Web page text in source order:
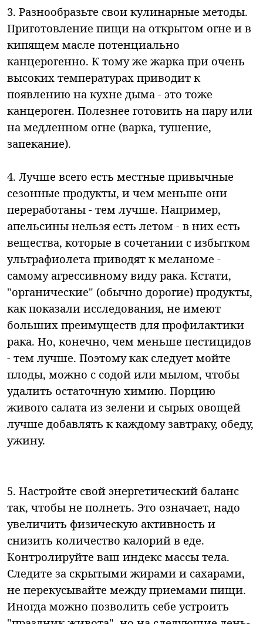
3. Разнообразьте свои кулинарные методы.
Приготовление пищи на открытом огне и в
кипящем масле потенциально
канцерогенно. К тому же жарка при очень
высоких температурах приводит к
появлению на кухне дыма - это тоже
канцероген. Полезнее готовить на пару или
на медленном огне (варка, тушение,
запекание).
4. Лучше всего есть местные привычные
сезонные продукты, и чем меньше они
переработаны - тем лучше. Например,
апельсины нельзя есть летом - в них есть
вещества, которые в сочетании с избытком
ультрафиолета приводят к меланоме -
самому агрессивному виду рака. Кстати,
"органические" (обычно дорогие) продукты,
как показали исследования, не имеют
больших преимуществ для профилактики
рака. Но, конечно, чем меньше пестицидов
- тем лучше. Поэтому как следует мойте
плоды, можно с содой или мылом, чтобы
удалить остаточную химию. Порцию
живого салата из зелени и сырых овощей
лучше добавлять к каждому завтраку, обеду,
ужину.
5. Настройте свой энергетический баланс
так, чтобы не полнеть. Это означает, надо
увеличить физическую активность и
снизить количество калорий в еде.
Контролируйте ваш индекс массы тела.
Следите за скрытыми жирами и сахарами,
не перекусывайте между приемами пищи.
Иногда можно позволить себе устроить